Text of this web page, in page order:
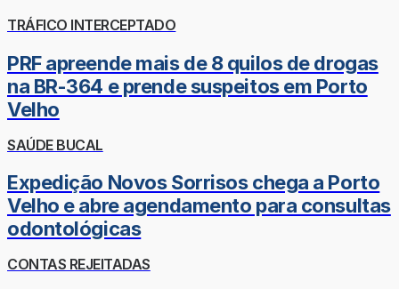
TRÁFICO INTERCEPTADO
PRF apreende mais de 8 quilos de drogas
na BR-364 e prende suspeitos em Porto
Velho
SAÚDE BUCAL
Expedição Novos Sorrisos chega a Porto
Velho e abre agendamento para consultas
odontológicas
CONTAS REJEITADAS